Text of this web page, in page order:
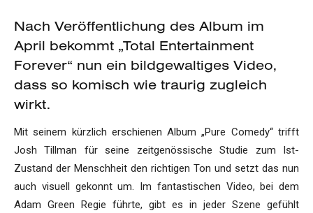
Nach Veröffentlichung des Album im
April bekommt „Total Entertainment
Forever“ nun ein bildgewaltiges Video,
dass so komisch wie traurig zugleich
wirkt.
Mit seinem kürzlich erschienen Album „Pure Comedy“ trifft
Josh Tillman für seine zeitgenössische Studie zum Ist-
Zustand der Menschheit den richtigen Ton und setzt das nun
auch visuell gekonnt um. Im fantastischen Video, bei dem
Adam Green Regie führte, gibt es in jeder Szene gefühlt